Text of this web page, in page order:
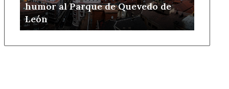
Parque
de
Quevedo
humor al Parque de Quevedo de
León